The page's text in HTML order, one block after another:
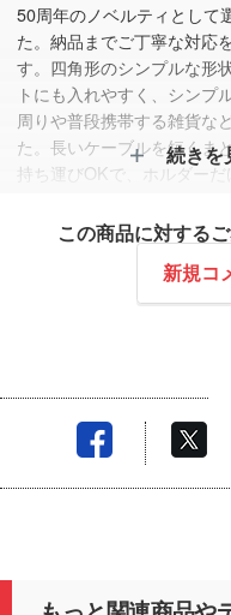
50周年のノベルティとして
た。納品までご丁寧な対応
す。四角形のシンプルな形
トにも入れやすく、シンプ
周りや普段携帯する雑貨な
た。長いケーブルを短くま
持ち運びOKで、ホルダー
り尽くせりなアイテムです
スタッフコメ
いただき、大変光栄に思っ
商品の形状やデザイン、
の使用感について詳しく
続きを
この商品に対する
新規コ